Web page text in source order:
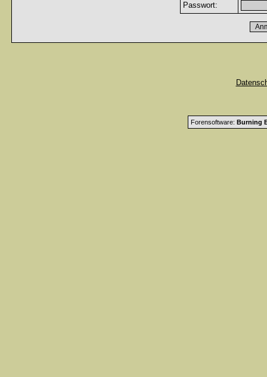
Passwort:
Forensoftware: Burning